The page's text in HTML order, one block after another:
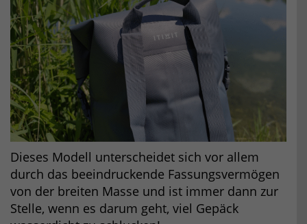
Dieses Modell unterscheidet sich vor allem
durch das beeindruckende Fassungsvermögen
von der breiten Masse und ist immer dann zur
Stelle, wenn es darum geht, viel Gepäck